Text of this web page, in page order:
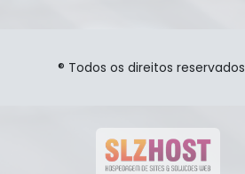
® Todos os direitos reservados